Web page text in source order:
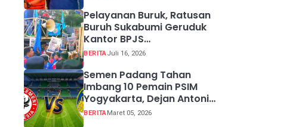
Pelayanan Buruk, Ratusan
Buruh Sukabumi Geruduk
Kantor BPJS
Ketenagakerjaan
BERITAJuli 16, 2026
Semen Padang Tahan
Imbang 10 Pemain PSIM
Yogyakarta, Dejan Antonic
Resmi Dipecat!
BERITA Maret 05, 2026